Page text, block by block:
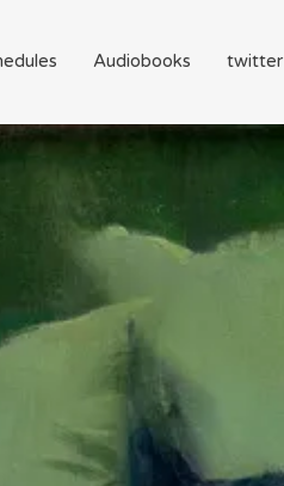
Audiobooks twitter
桜鈴堂